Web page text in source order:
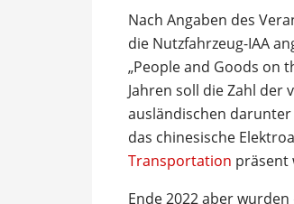
Nach Angaben des
die Nutzfahrzeug-IAA
„People and Goods on
Jahren soll die Zahl
ausländischen darunter
das chinesische
Transportation präsent
Ende 2022 aber